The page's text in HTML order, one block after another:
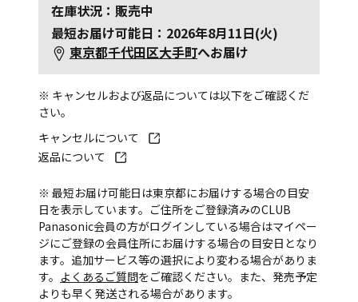
在庫状況：販売中
最短お届け可能日：2026年8月11日(火)
東京都千代田区大手町へお届け
※ キャンセルおよび返品については以下をご確認くだ
さい。
キャンセルについて
返品について
※ 最短お届け可能日は東京都にお届けする場合の目安
日を表示しています。ご住所をご登録済みのCLUB
Panasonic会員の方がログインしている場合はマイペー
ジにご登録の会員住所にお届けする場合の目安日となり
ます。追加サービス等の選択により変わる場合がありま
す。 よくあるご質問をご確認ください。また、発売予定
よりも早く発送される場合があります。